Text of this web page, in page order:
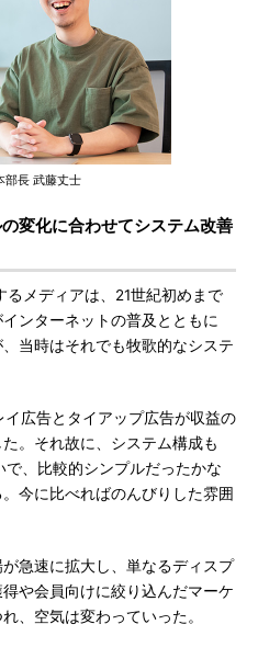
部長 武藤丈士
変化に合わせてシステム改善
メディアは、21世紀初めまで
ンターネットの普及とともに
当時はそれでも牧歌的なシステ
広告とタイアップ広告が収益の
。それ故に、システム構成も
、比較的シンプルだったかな
今に比べればのんびりした雰囲
急速に拡大し、単なるディスプ
や会員向けに絞り込んだマーケ
、空気は変わっていった。